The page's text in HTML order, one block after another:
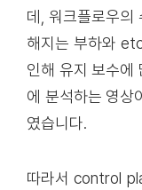
데, 워크플로우의
해지는 부하와
인해 유지 보수에
에 분석하는 영상
였습니다.
따라서 control